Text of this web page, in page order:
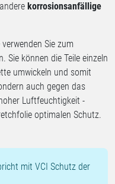
korrosionsanfällige
Sie zum
Sie können die Teile einzeln
umwickeln und somit
auch gegen das
Luftfeuchtigkeit -
optimalen Schutz.
mit VCI Schutz der